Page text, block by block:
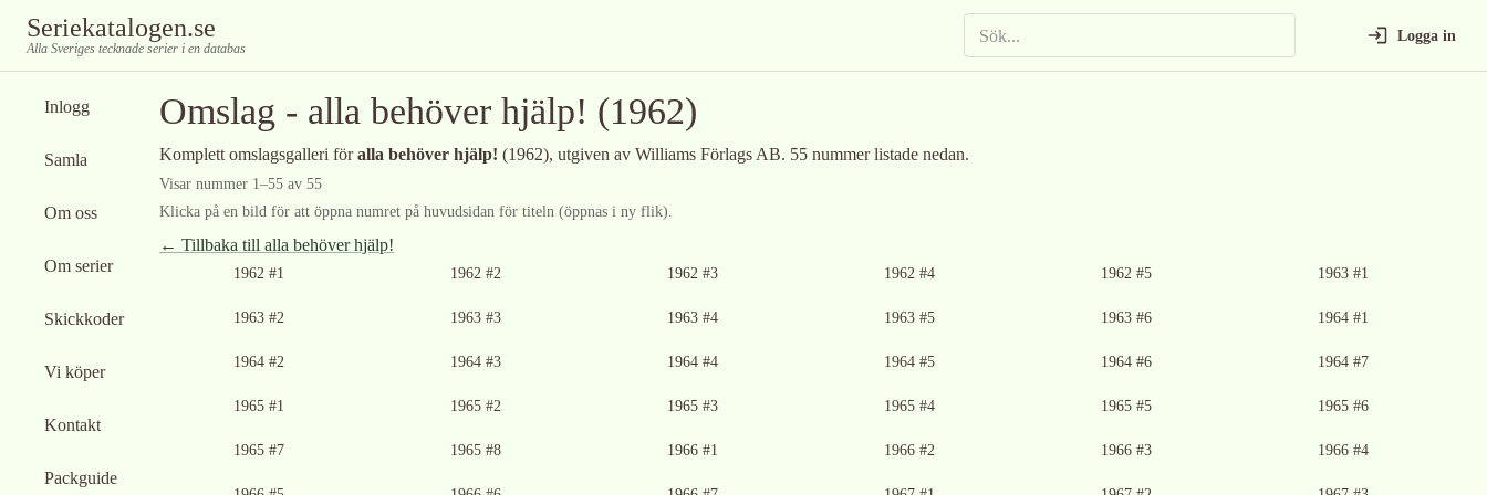
Seriekatalogen.se
Alla Sveriges tecknade serier i en databas
Logga in
Inlogg
Samla
Om oss
Om serier
Skickkoder
Vi köper
Kontakt
Packguide
Omslag - alla behöver hjälp! (1962)
Komplett omslagsgalleri föralla behöver hjälp! (1962), utgiven av Williams Förlags AB. 55 nummer listade nedan.
Visar nummer 1–55 av 55
Klicka på en bild för att öppna numret på huvudsidan för titeln (öppnas i ny flik).
← Tillbaka till alla behöver hjälp!
1962 #1 1962 #2 1962 #3 1962 #4 Ingen bild tillgänglig
1962 #5 Ingen bild tillgänglig
1963 #1
1963 #2 1963 #3 Ingen bild tillgänglig
1963 #4 Ingen bild tillgänglig
1963 #5 1963 #6 Ingen bild tillgänglig
1964 #1
Ingen bild tillgänglig
1964 #2 Ingen bild tillgänglig
1964 #3 1964 #4 Ingen bild tillgänglig
1964 #5 1964 #6 Ingen bild tillgänglig
1964 #7
Ingen bild tillgänglig
1965 #1 1965 #2 Ingen bild tillgänglig
1965 #3 Ingen bild tillgänglig
1965 #4 1965 #5 Ingen bild tillgänglig
1965 #6
Ingen bild tillgänglig
1965 #7 Ingen bild tillgänglig
1965 #8 Ingen bild tillgänglig
1966 #1 Ingen bild tillgänglig
1966 #2 Ingen bild tillgänglig
1966 #3 Ingen bild tillgänglig
1966 #4
Ingen bild tillgänglig Ingen bild tillgänglig Ingen bild tillgänglig Ingen bild tillgänglig Ingen bild tillgänglig Ingen bild tillgänglig